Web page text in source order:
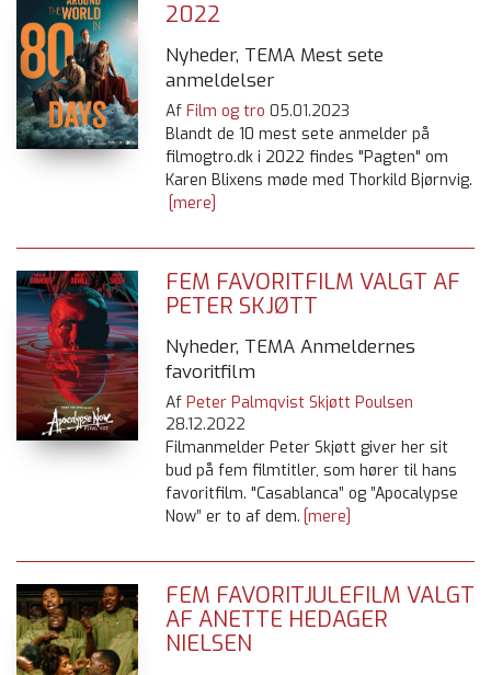
2022
Nyheder, TEMA Mest sete
anmeldelser
Af Film og tro 05.01.2023
Blandt de 10 mest sete anmelder på
filmogtro.dk i 2022 findes "Pagten" om
Karen Blixens møde med Thorkild Bjørnvig.
[mere]
FEM FAVORITFILM VALGT AF
PETER SKJØTT
Nyheder, TEMA Anmeldernes
favoritfilm
Af Peter Palmqvist Skjøtt Poulsen
28.12.2022
Filmanmelder Peter Skjøtt giver her sit
bud på fem filmtitler, som hører til hans
favoritfilm. "Casablanca” og ”Apocalypse
Now” er to af dem. [mere]
FEM FAVORITJULEFILM VALGT
AF ANETTE HEDAGER
NIELSEN